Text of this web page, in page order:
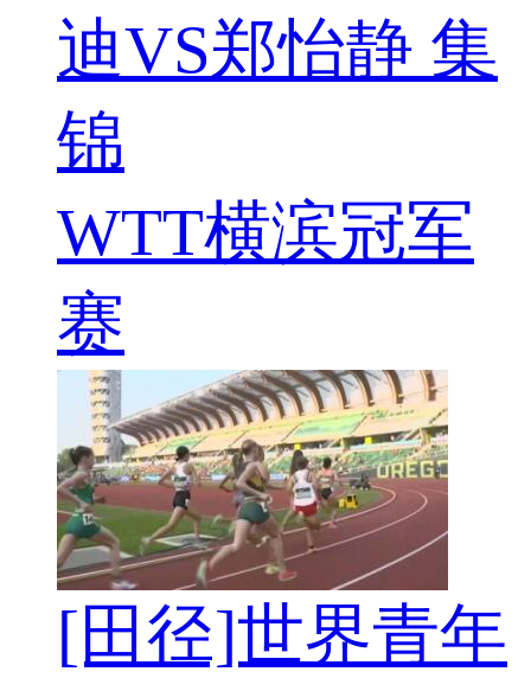
迪VS郑怡静 集
锦
WTT横滨冠军
赛
[田径]世界青年